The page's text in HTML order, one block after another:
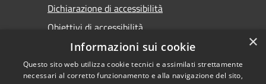
Dichiarazione di accessibilità
Obiettivi di accessibilità
×
Informazioni sui cookie
Questo sito web utilizza cookie tecnici e assimilati strettamente
necessari al corretto funzionamento e alla navigazione del sito,
Premi Escape per chiudere